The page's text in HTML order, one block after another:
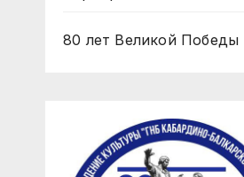
80 лет Великой Победы